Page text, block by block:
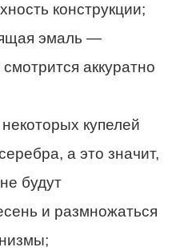
конструкции;
эмаль —
аккуратно
купелей
а это значит,
будут
и размножаться